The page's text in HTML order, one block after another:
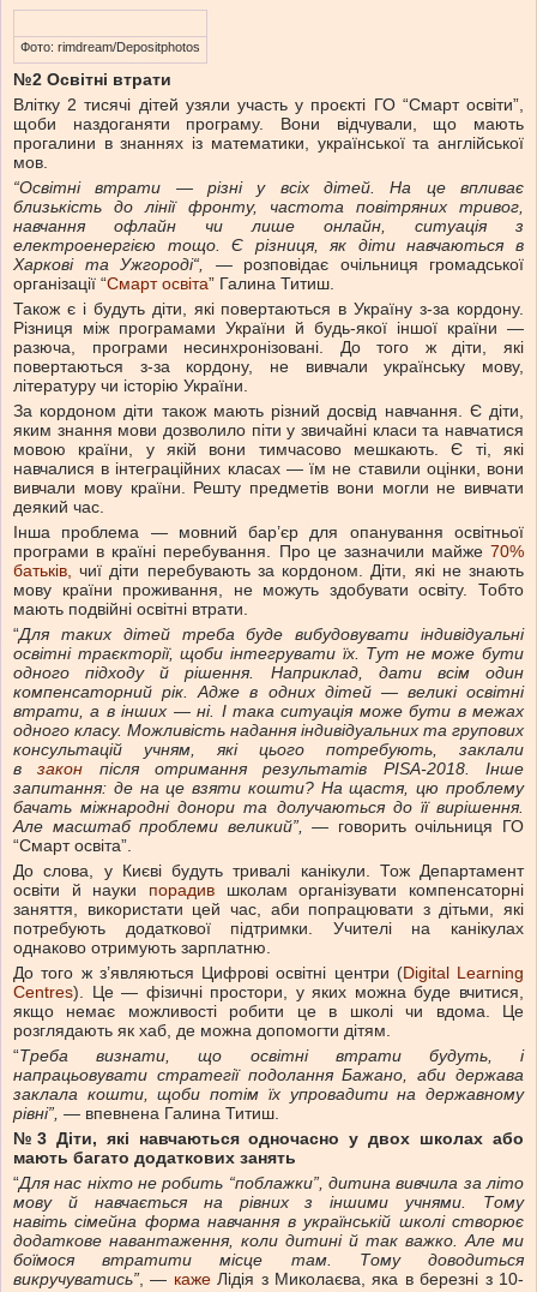
Фото: rimdream/Depositphotos
№2 Освітні втрати
Влітку 2 тисячі дітей узяли участь у проєкті ГО “Смарт освіти”,
щоби наздоганяти програму. Вони відчували, що мають
прогалини в знаннях із математики, української та англійської
мов.
“Освітні втрати — різні у всіх дітей. На це впливає
близькість до лінії фронту, частота повітряних тривог,
навчання офлайн чи лише онлайн, ситуація з
електроенергією тощо. Є різниця, як діти навчаються в
Харкові та Ужгороді“, — розповідає очільниця громадської
організації “Смарт освіта” Галина Титиш.
Також є і будуть діти, які повертаються в Україну з-за кордону.
Різниця між програмами України й будь-якої іншої країни —
разюча, програми несинхронізовані. До того ж діти, які
повертаються з-за кордону, не вивчали українську мову,
літературу чи історію України.
За кордоном діти також мають різний досвід навчання. Є діти,
яким знання мови дозволило піти у звичайні класи та навчатися
мовою країни, у якій вони тимчасово мешкають. Є ті, які
навчалися в інтеграційних класах — їм не ставили оцінки, вони
вивчали мову країни. Решту предметів вони могли не вивчати
деякий час.
Інша проблема — мовний бар’єр для опанування освітньої
програми в країні перебування. Про це зазначили майже 70%
батьків, чиї діти перебувають за кордоном. Діти, які не знають
мову країни проживання, не можуть здобувати освіту. Тобто
мають подвійні освітні втрати.
“Для таких дітей треба буде вибудовувати індивідуальні
освітні траєкторії, щоби інтегруватиїх. Тут неможе бути
одного підходу й рішення. Наприклад, дати всім один
компенсаторний рік. Адже в одних дітей — великі освітні
втрати, а в інших — ні. І такаситуація може бути в межах
одного класу. Можливість надання індивідуальних та групових
консультацій учням, які цього потребують, заклали
взакон після отримання результатів PISA-2018.
Інше
запитання: де на це взяти кошти? На щастя, цю проблему
бачать міжнародні донори та долучаються до її вирішення.
Але масштаб проблеми великий”, — говорить очільниця ГО
“Смарт освіта”.
До слова, у Києві будуть тривалі канікули. Тож Департамент
освіти й науки порадив школам організувати компенсаторні
заняття, використати цей час, аби попрацювати з дітьми, які
потребують додаткової підтримки. Учителі на канікулах
однаково отримують зарплатню.
До того ж з’являються Цифрові освітні центри (Digital Learning
Centres). Це — фізичні простори, у яких можна буде вчитися,
якщо немає можливості робити це в школі чи вдома. Це
розглядають як хаб, де можна допомогти дітям.
“Треба визнати, що освітні втрати будуть, і
напрацьовувати стратегії подолання Бажано, аби держава
заклала кошти, щоби потім їх упровадити на державному
рівні”, — впевнена Галина Титиш.
№3 Діти, які навчаються одночасно у двох школах або
мають багато додаткових занять
“Для нас ніхто не робить “поблажки”, дитина вивчила за літо
мову й навчається на рівних з іншими учнями.
Тому
навітьсімейна форма навчання в українській школі створює
додаткове навантаження, коли дитині й так важко. Але ми
боїмося втратити місце там. Тому доводиться
викручуватись”, — кажеЛідія з Миколаєва, яка в березні з 10-